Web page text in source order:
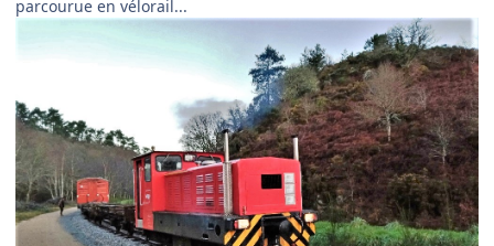
parcourue en vélorail...